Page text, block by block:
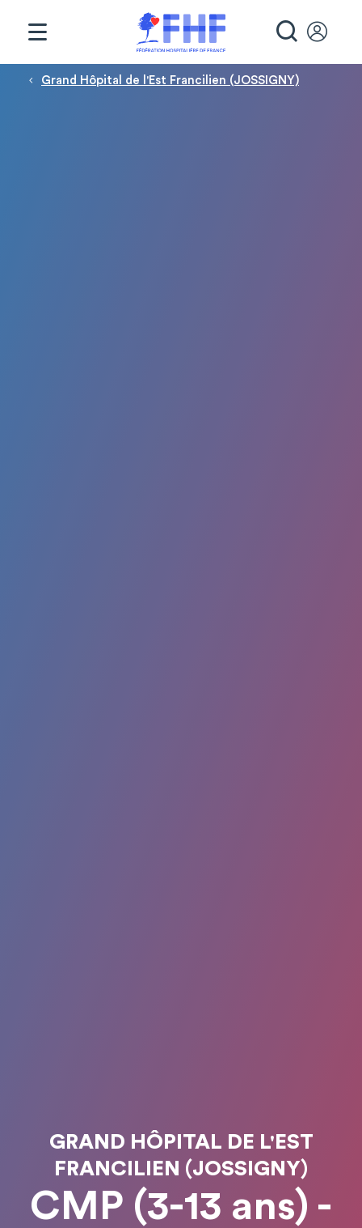
Fil d'Ariane
Grand Hôpital de l'Est Francilien (JOSSIGNY)
GRAND HÔPITAL DE L'EST
FRANCILIEN (JOSSIGNY)
CMP (3-13 ans) -
Panneau de gestion des cookies